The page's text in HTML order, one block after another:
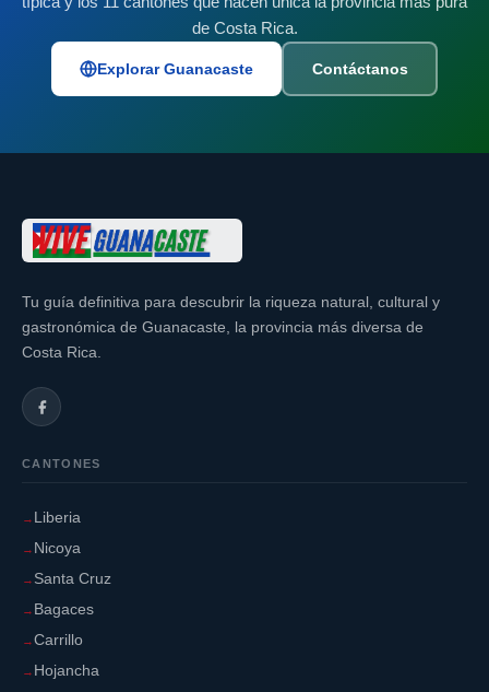
de Costa Rica.
Explorar Guanacaste Contáctanos
Tu guía definitiva para descubrir la riqueza natural, cultural y
gastronómica de Guanacaste, la provincia más diversa de
Costa Rica.
CANTONES
Liberia
Nicoya
Santa Cruz
Bagaces
Carrillo
Hojancha